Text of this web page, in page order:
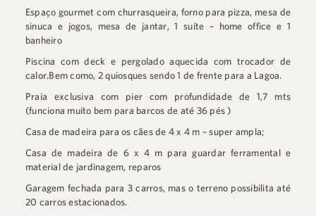
Espaço gourmet com churrasqueira, forno para pizza, mesa de
sinuca e jogos, mesa de jantar, 1 suíte – home office e 1
banheiro
Piscina com deck e pergolado aquecida com trocador de
calor.Bem como, 2 quiosques sendo 1 de frente para a Lagoa.
Praia exclusiva com pier com profundidade de 1,7 mts
(funciona muito bem para barcos de até 36 pés )
Casa de madeira para os cães de 4 x 4 m – super ampla;
Casa de madeira de 6 x 4 m para guardar ferramental e
material de jardinagem, reparos
Garagem fechada para 3 carros, mas o terreno possibilita até
20 carros estacionados.